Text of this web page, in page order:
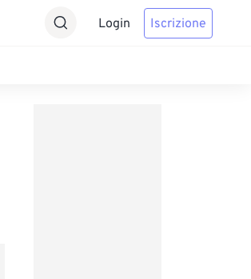
Login Iscrizione